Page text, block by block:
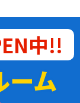
中!!
ーム